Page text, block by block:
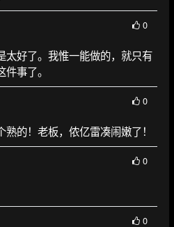
0
太好了。我惟一能做的，就只有
事了。
0
的！老板，侬亿雷凑闹嫩了！
0
0